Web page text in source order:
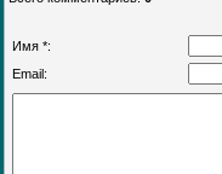
Имя *:
Email: